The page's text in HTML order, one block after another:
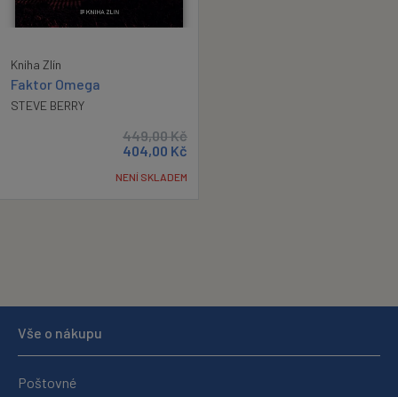
Kniha Zlín
Faktor Omega
STEVE BERRY
449,00Kč
404,00 Kč
NENÍ SKLADEM
Vše o nákupu
Poštovné